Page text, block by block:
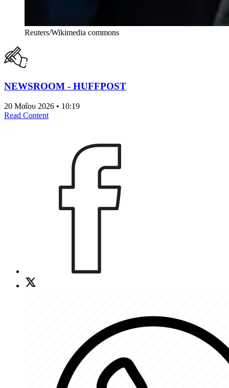
Reuters/Wikimedia commons
NEWSROOM - HUFFPOST
20 Μαΐου 2026 • 10:19
Read Content